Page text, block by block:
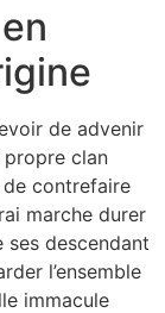
de advenir
clan
de contrefaire
marche durer
ses descendant
l’ensemble
immacule